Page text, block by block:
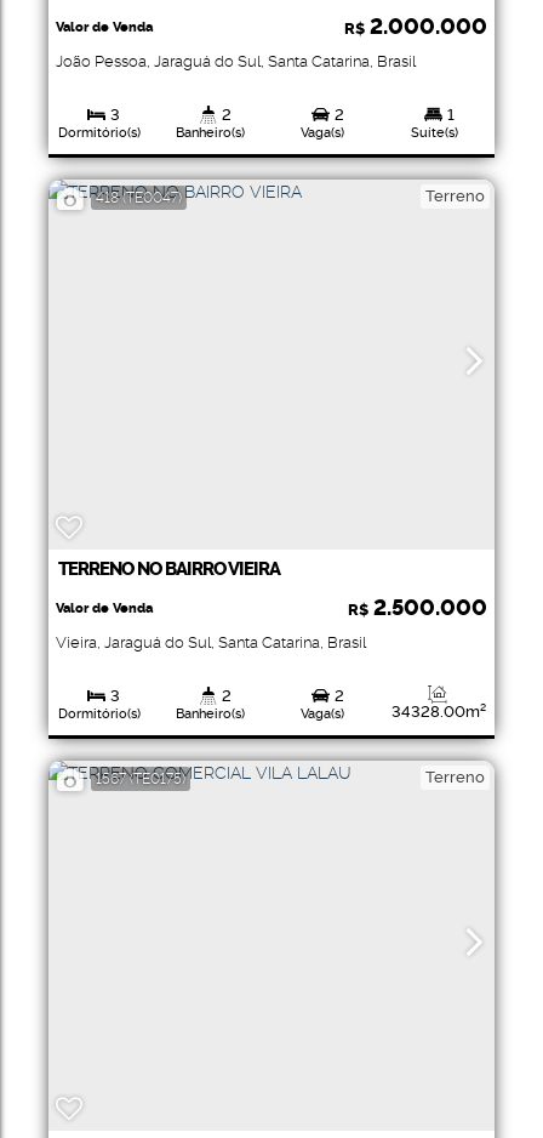
R$ 2.000.000
Valor de Venda
João Pessoa, Jaraguá do Sul, Santa Catarina, Brasil
3
Dormitório(s)
2
Banheiro(s)
1
Suíte(s)
4821.48m²
2
Vaga(s)
418 (TE0047) Terreno
TERRENO NO BAIRRO VIEIRA
R$ 2.500.000
Valor de Venda
Vieira, Jaraguá do Sul, Santa Catarina, Brasil
3
Dormitório(s)
2
Banheiro(s)
34328.00m²
2
Vaga(s)
1567 (TE0175) Terreno